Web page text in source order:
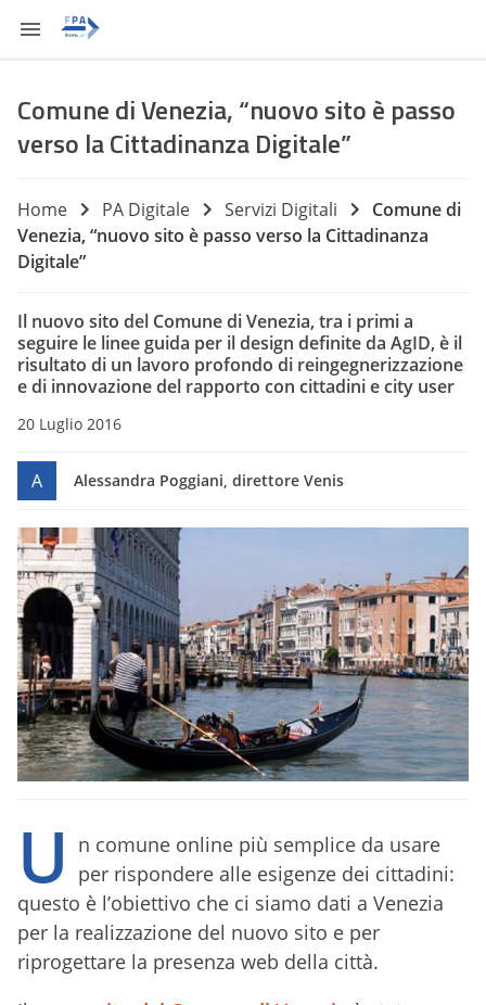
Comune di Venezia, “nuovo sito è passo
verso la Cittadinanza Digitale”
Home PA Digitale Servizi Digitali
Comune di
Venezia, “nuovo sito è passo verso la Cittadinanza
Digitale”
Il nuovo sito del Comune di Venezia, tra i primi a
seguire le linee guida per il design definite da AgID, è il
risultato di un lavoro profondo di reingegnerizzazione
e di innovazione del rapporto con cittadini e city user
20 Luglio 2016
A Alessandra Poggiani, direttore Venis
U
n comune online più semplice da usare
per rispondere alle esigenze dei cittadini:
questo è l’obiettivo che ci siamo dati a Venezia
per la realizzazione del nuovo sito e per
riprogettare la presenza web della città.